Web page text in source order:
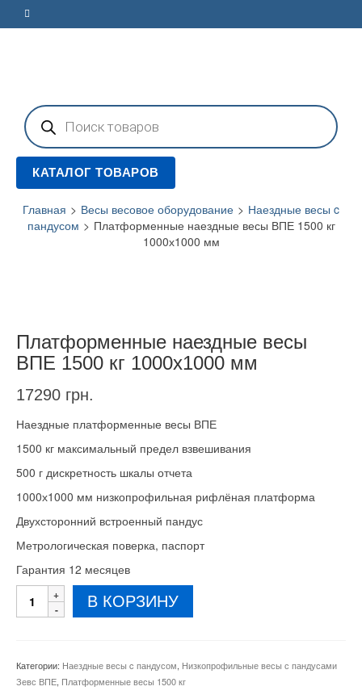
Поиск
товаров
КАТАЛОГ ТОВАРОВ
Главная > Весы весовое оборудование > Наездные весы c
пандусом > Платформенные наездные весы ВПЕ 1500 кг
1000х1000 мм
Платформенные наездные весы
ВПЕ 1500 кг 1000х1000 мм
17290 грн.
Наездные платформенные весы ВПЕ
1500 кг максимальный предел взвешивания
500 г дискретность шкалы отчета
1000х1000 мм низкопрофильная рифлёная платформа
Двухсторонний встроенный пандус
Метрологическая поверка, паспорт
Гарантия 12 месяцев
Количество
товара
ВПЕ
1500
В КОРЗИНУ
Категории: Наездные весы c пандусом, Низкопрофильные весы с пандусами
Зевс ВПЕ, Платформенные весы 1500 кг